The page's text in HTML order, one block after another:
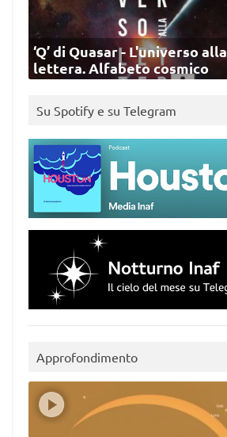
‘Q’ di Quasar - L'universo alla
lettera. Alfabeto cosmico
Su Spotify e su Telegram
Approfondimento